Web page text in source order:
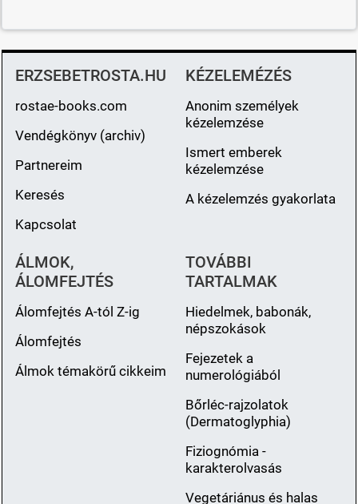
ERZSEBETROSTA.HU
rostae-books.com
Vendégkönyv (archiv)
Partnereim
Keresés
Kapcsolat
KÉZELEMÉZÉS
Anonim személyek
kézelemzése
Ismert emberek
kézelemzése
A kézelemzés gyakorlata
ÁLMOK,
ÁLOMFEJTÉS
Álomfejtés A-tól Z-ig
Álomfejtés
Álmok témakörű cikkeim
TOVÁBBI
TARTALMAK
Hiedelmek, babonák,
népszokások
Fejezetek a
numerológiából
Bőrléc-rajzolatok
(Dermatoglyphia)
Fiziognómia -
karakterolvasás
Vegetáriánus és halas